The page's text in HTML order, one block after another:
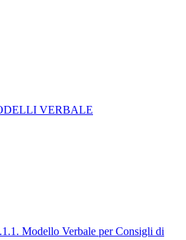
VERBALE
Modello Verbale per Consigli di